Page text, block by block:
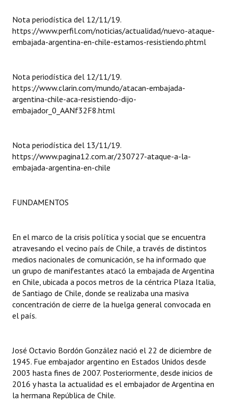
Digesto
Organigrama
Informes de Gestión
Proyectos Presentados
Actas de Sesión
Informes de Unidad Coordinadora
Actas de Audiencias Públicas
Comunicaciones
Declaraciones
Resoluciones
Resoluciones de Presidencia
Antiguos Pobladores
Noticias Destacadas
Nota periodística del 12/11/19.
https://www.perfil.com/noticias/actualidad/nuevo-ataque-
embajada-argentina-en-chile-estamos-resistiendo.phtml
Nota periodística del 12/11/19.
https://www.clarin.com/mundo/atacan-embajada-
argentina-chile-aca-resistiendo-dijo-
embajador_0_AANf32F8.html
Nota periodística del 13/11/19.
https://www.pagina12.com.ar/230727-ataque-a-la-
embajada-argentina-en-chile
FUNDAMENTOS
En el marco de la crisis política y social que se encuentra
atravesando el vecino país de Chile, a través de distintos
medios nacionales de comunicación, se ha informado que
un grupo de manifestantes atacó la embajada de Argentina
en Chile, ubicada a pocos metros de la céntrica Plaza Italia,
de Santiago de Chile, donde se realizaba una masiva
concentración de cierre de la huelga general convocada en
el país.
José Octavio Bordón González nació el 22 de diciembre de
1945. Fue embajador argentino en Estados Unidos desde
2003 hasta fines de 2007. Posteriormente, desde inicios de
2016 y hasta la actualidad es el embajador de Argentina en
la hermana República de Chile.